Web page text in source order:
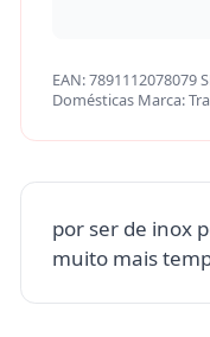
EAN:7891112078079
Domésticas Marca:
por ser de inox
muito mais